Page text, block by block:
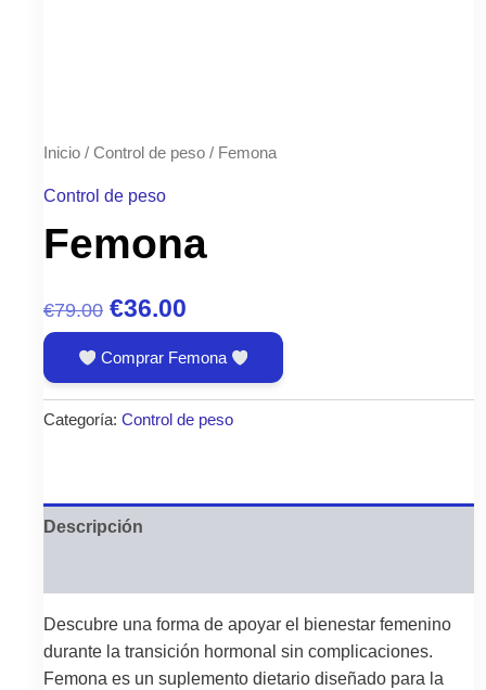
Inicio / Control de peso / Femona
Control de peso
Femona
€79.00 El
precio
original
era:
€36.00
precio
actual
es:
Comprar Femona
Categoría: Control de peso
Descripción
Descubre una forma de apoyar el bienestar femenino
durante la transición hormonal sin complicaciones.
Femona es un suplemento dietario diseñado para la